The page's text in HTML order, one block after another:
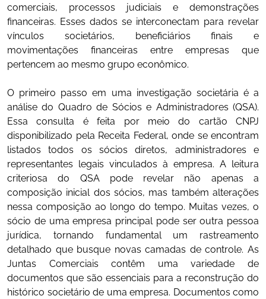
comerciais, processos judiciais e demonstrações
financeiras. Esses dados se interconectam para revelar
vínculos societários, beneficiários finais e
movimentações financeiras entre empresas que
pertencem ao mesmo grupo econômico.
O primeiro passo em uma investigação societária é a
análise do Quadro de Sócios e Administradores (QSA).
Essa consulta é feita por meio do cartão CNPJ
disponibilizado pela Receita Federal, onde se encontram
listados todos os sócios diretos, administradores e
representantes legais vinculados à empresa. A leitura
criteriosa do QSA pode revelar não apenas a
composição inicial dos sócios, mas também alterações
nessa composição ao longo do tempo. Muitas vezes, o
sócio de uma empresa principal pode ser outra pessoa
jurídica, tornando fundamental um rastreamento
detalhado que busque novas camadas de controle. As
Juntas Comerciais contêm uma variedade de
documentos que são essenciais para a reconstrução do
histórico societário de uma empresa. Documentos como